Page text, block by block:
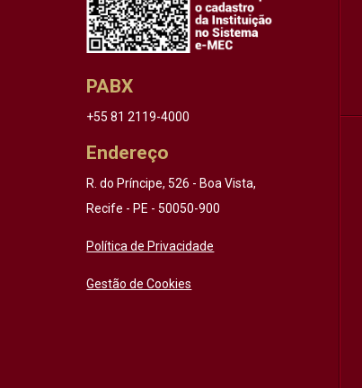
PABX
+55 81 2119-4000
Endereço
R. do Príncipe, 526 - Boa Vista,
Recife - PE - 50050-900
Política de Privacidade
Gestão de Cookies